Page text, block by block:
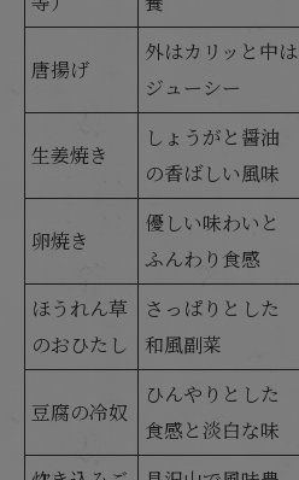
唐揚げ
外はカリッと中は
ジューシー
生姜焼き
しょうがと醤油
の香ばしい風味
卵焼き
優しい味わいと
ふんわり食感
ほうれん草
のおひたし
さっぱりとした
和風副菜
豆腐の冷奴
ひんやりとした
食感と淡白な味